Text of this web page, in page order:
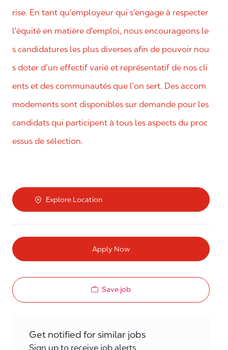
rise. En tant qu'employeur qui s'engage à respecter
l'équité en matière d'emploi, nous encourageons le
s candidatures les plus diverses afin de pouvoir nou
s doter d’un effectif varié et représentatif de nos cli
ents et des communautés que l’on sert. Des accom
modements sont disponibles sur demande pour les
candidats qui participent à tous les aspects du proc
essus de sélection.
Explore Location
Apply Now
Save job
Get notified for similar jobs
Sign up to receive job alerts